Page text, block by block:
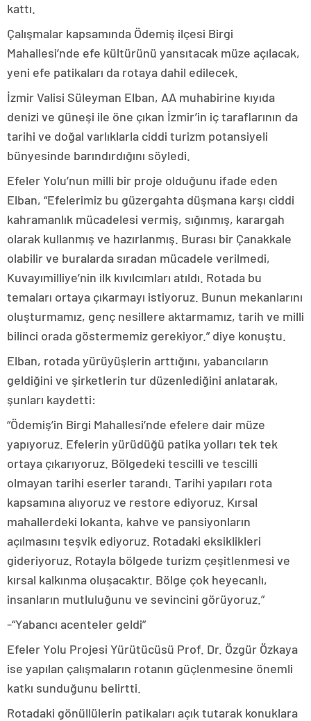
kattı.
Çalışmalar kapsamında Ödemiş ilçesi Birgi
Mahallesi’nde efe kültürünü yansıtacak müze açılacak,
yeni efe patikaları da rotaya dahil edilecek.
İzmir Valisi Süleyman Elban, AA muhabirine kıyıda
denizi ve güneşi ile öne çıkan İzmir’in iç taraflarının da
tarihi ve doğal varlıklarla ciddi turizm potansiyeli
bünyesinde barındırdığını söyledi.
Efeler Yolu’nun milli bir proje olduğunu ifade eden
Elban, “Efelerimiz bu güzergahta düşmana karşı ciddi
kahramanlık mücadelesi vermiş, sığınmış, karargah
olarak kullanmış ve hazırlanmış. Burası bir Çanakkale
olabilir ve buralarda sıradan mücadele verilmedi,
Kuvayımilliye’nin ilk kıvılcımları atıldı. Rotada bu
temaları ortaya çıkarmayı istiyoruz. Bunun mekanlarını
oluşturmamız, genç nesillere aktarmamız, tarih ve milli
bilinci orada göstermemiz gerekiyor.” diye konuştu.
Elban, rotada yürüyüşlerin arttığını, yabancıların
geldiğini ve şirketlerin tur düzenlediğini anlatarak,
şunları kaydetti:
“Ödemiş’in Birgi Mahallesi’nde efelere dair müze
yapıyoruz. Efelerin yürüdüğü patika yolları tek tek
ortaya çıkarıyoruz. Bölgedeki tescilli ve tescilli
olmayan tarihi eserler tarandı. Tarihi yapıları rota
kapsamına alıyoruz ve restore ediyoruz. Kırsal
mahallerdeki lokanta, kahve ve pansiyonların
açılmasını teşvik ediyoruz. Rotadaki eksiklikleri
gideriyoruz. Rotayla bölgede turizm çeşitlenmesi ve
kırsal kalkınma oluşacaktır. Bölge çok heyecanlı,
insanların mutluluğunu ve sevincini görüyoruz.”
-“Yabancı acenteler geldi”
Efeler Yolu Projesi Yürütücüsü Prof. Dr. Özgür Özkaya
ise yapılan çalışmaların rotanın güçlenmesine önemli
katkı sunduğunu belirtti.
Rotadaki gönüllülerin patikaları açık tutarak konuklara